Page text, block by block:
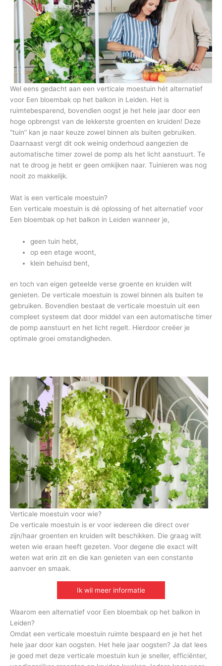
Wel eens gedacht aan een verticale moestuin hét alternatief
voor Een bloembak op het balkon in Leiden. Het is
ruimtebesparend, bovendien oogst je het hele jaar door een
hoge opbrengst van de lekkerste groenten en kruiden! Deze
“tuin” kan je naar keuze zowel binnen als buiten gebruiken.
Daarnaast vergt dit ook weinig onderhoud aangezien de
automatische timer zowel de pomp als het licht aanstuurt. Te
nat te droog je hebt er geen omkijken naar. Tuinieren was nog
nooit zo makkelijk.
Wat is een verticale moestuin?
Een verticale moestuin is dé oplossing of het alternatief voor
Een bloembak op het balkon in Leiden wanneer je,
geen tuin hebt,
op een etage woont,
klein behuisd bent,
en toch van eigen geteelde verse groente en kruiden wilt
genieten. De verticale moestuin is zowel binnen als buiten te
gebruiken. Bovendien bestaat de verticale moestuin uit een
compleet systeem dat door middel van een automatische timer
de pomp aanstuurt en het licht regelt. Hierdoor creëer je
optimale groei omstandigheden.
Verticale moestuin voor wie?
De verticale moestuin is er voor iedereen die direct over
zijn/haar groenten en kruiden wilt beschikken. Die graag wilt
weten wie eraan heeft gezeten. Voor degene die exact wilt
weten wat erin zit en die kan genieten van een constante
aanvoer en smaak.
Ik wil meer informatie
Waarom een alternatief voor Een bloembak op het balkon in
Leiden?
Omdat een verticale moestuin ruimte bespaard en je het het
hele jaar door kan oogsten. Het hele jaar oogsten? Ja dat lees
je goed met deze verticale moestuin kun je sneller, efficiënter,